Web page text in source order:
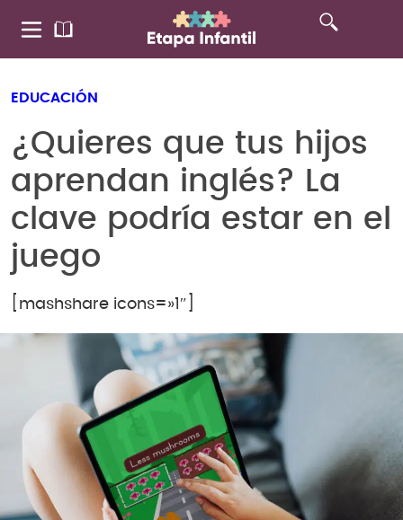
EDUCACIÓN
¿Quieres que tus hijos
aprendan inglés? La
clave podría estar en el
juego
[mashshare icons=»1″]